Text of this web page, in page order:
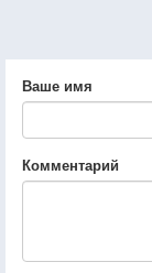
Ваше имя
Комментарий